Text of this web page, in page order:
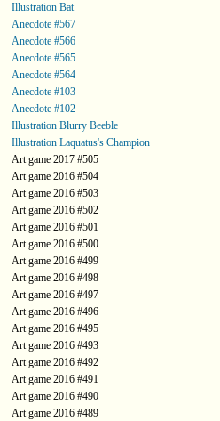
Illustration Bat
Anecdote #567
Anecdote #566
Anecdote #565
Anecdote #564
Anecdote #103
Anecdote #102
Illustration Blurry Beeble
Illustration Laquatus's Champion
Art game 2017 #505
Art game 2016 #504
Art game 2016 #503
Art game 2016 #502
Art game 2016 #501
Art game 2016 #500
Art game 2016 #499
Art game 2016 #498
Art game 2016 #497
Art game 2016 #496
Art game 2016 #495
Art game 2016 #493
Art game 2016 #492
Art game 2016 #491
Art game 2016 #490
Art game 2016 #489